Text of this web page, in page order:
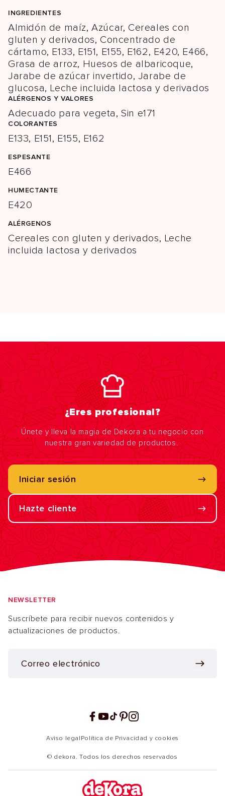
INGREDIENTES
Almidón de maíz, Azúcar, Cereales con
gluten y derivados, Concentrado de
cártamo, E133, E151, E155, E162, E420, E466,
Grasa de arroz, Huesos de albaricoque,
Jarabe de azúcar invertido, Jarabe de
glucosa, Leche incluida lactosa y derivados
ALÉRGENOS Y VALORES
Adecuado para vegeta, Sin e171
COLORANTES
E133, E151, E155, E162
ESPESANTE
E466
HUMECTANTE
E420
ALÉRGENOS
Cereales con gluten y derivados, Leche
incluida lactosa y derivados
¿Eres profesional?
Únete y lleva la magia de Dekora a tu negocio con
nuestra gran variedad de productos.
Iniciar sesión
Hazte cliente
NEWSLETTER
Suscríbete para recibir nuevos contenidos y
actualizaciones de productos.
© dekora. Todos los derechos reservados
Facebook
YouTube
TikTokPinterest
Instagram
Aviso legal Política de Privacidad y cookies